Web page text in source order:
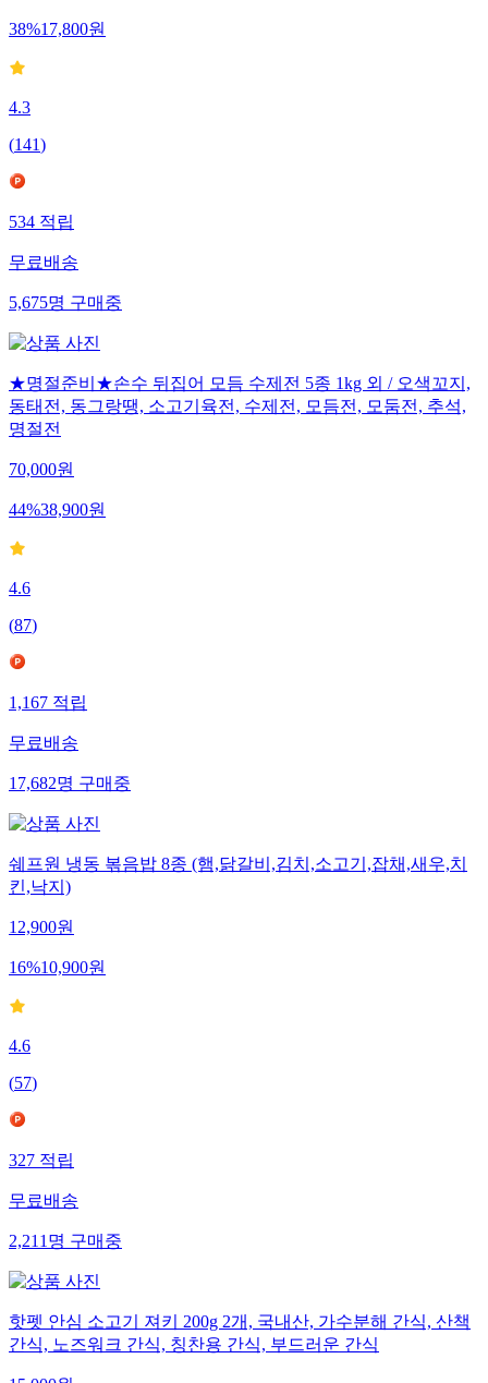
38%17,800원
4.3
(141)
534 적립
무료배송
5,675명 구매중
★명절준비★손수 뒤집어 모듬 수제전 5종 1kg 외 / 오색꼬지,
동태전, 동그랑땡, 소고기육전, 수제전, 모듬전, 모둠전, 추석,
명절전
70,000원
44%38,900원
4.6
(87)
1,167 적립
무료배송
17,682명 구매중
쉐프원 냉동 볶음밥 8종 (햄,닭갈비,김치,소고기,잡채,새우,치
킨,낙지)
12,900원
16%10,900원
4.6
(57)
327 적립
무료배송
2,211 명 구매중
핫펫 안심 소고기 져키 200g 2개, 국내산, 가수분해 간식, 산책
간식, 노즈워크 간식, 칭찬용 간식, 부드러운 간식